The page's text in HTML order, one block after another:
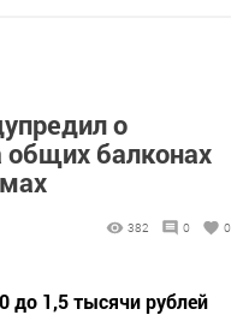
о
общих балконах
382 0 0
до 1,5 тысячи рублей